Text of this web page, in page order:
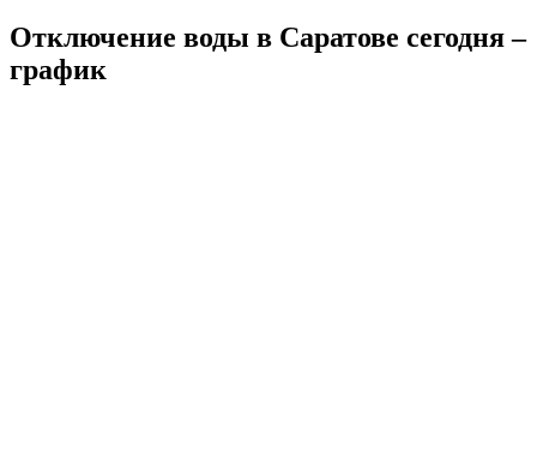
Отключение воды в Саратове сегодня –
график